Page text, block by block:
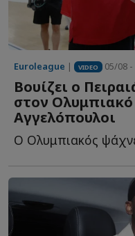
Euroleague | VIDEO 05/08 -
Βουίζει ο
στον Ολυμπιακό
Αγγελόπουλοι